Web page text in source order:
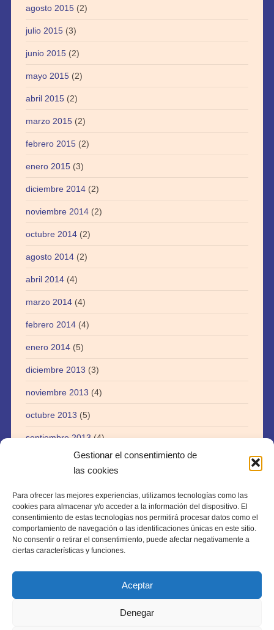
Gestionar el consentimiento de
las cookies
Para ofrecer las mejores experiencias, utilizamos tecnologías como las
cookies para almacenar y/o acceder a la información del dispositivo. El
consentimiento de estas tecnologías nos permitirá procesar datos como el
comportamiento de navegación o las identificaciones únicas en este sitio.
No consentir o retirar el consentimiento, puede afectar negativamente a
ciertas características y funciones.
Aceptar
Denegar
agosto 2015(2)
julio 2015(3)
junio 2015(2)
mayo 2015(2)
abril 2015(2)
marzo 2015(2)
febrero 2015(2)
enero 2015(3)
diciembre 2014(2)
noviembre 2014(2)
octubre 2014(2)
agosto 2014(2)
abril 2014(4)
marzo 2014(4)
febrero 2014(4)
enero 2014(5)
diciembre 2013 (3)
noviembre 2013 (4)
octubre 2013 (5)
septiembre 2013(4)
(5)
abril 2013(1)
agosto 2012(1)
julio 2012(1)